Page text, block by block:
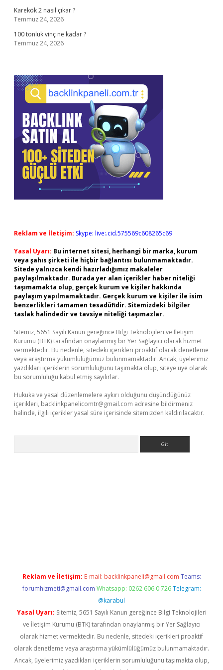
Karekök 2 nasıl çıkar ?
Temmuz 24, 2026
100 tonluk vinç ne kadar ?
Temmuz 24, 2026
Reklam ve İletişim: Skype: live:.cid.575569c608265c69
Yasal Uyarı: Bu internet sitesi, herhangi bir marka, kurum
veya şahıs şirketi ile hiçbir bağlantısı bulunmamaktadır.
Sitede yalnızca kendi hazırladığımız makaleler
paylaşılmaktadır. Burada yer alan içerikler haber niteliği
taşımamakta olup, gerçek kurum ve kişiler hakkında
paylaşım yapılmamaktadır. Gerçek kurum ve kişiler ile isim
benzerlikleri tamamen tesadüfidir. Sitemizdeki bilgiler
taslak halindedir ve tavsiye niteliği taşımazlar.
Sitemiz, 5651 Sayılı Kanun gereğince Bilgi Teknolojileri ve İletişim
Kurumu (BTK) tarafından onaylanmış bir Yer Sağlayıcı olarak hizmet
vermektedir. Bu nedenle, sitedeki içerikleri proaktif olarak denetleme
veya araştırma yükümlülüğümüz bulunmamaktadır. Ancak, üyelerimiz
yazdıkları içeriklerin sorumluluğunu taşımakta olup, siteye üye olarak
bu sorumluluğu kabul etmiş sayılırlar.
Hukuka ve yasal düzenlemelere aykırı olduğunu düşündüğünüz
içerikleri, backlinkpanelicomtr@gmail.com adresine bildirmeniz
halinde, ilgili içerikler yasal süre içerisinde sitemizden kaldırılacaktır.
Reklam ve İletişim: E-mail: backlinkpaneli@gmail.com Teams:
forumhizmeti@gmail.com Whatsapp: 0262 606 0 726 Telegram:
@karabul
Yasal Uyarı: Sitemiz, 5651 Sayılı Kanun gereğince Bilgi Teknolojileri
ve İletişim Kurumu (BTK) tarafından onaylanmış bir Yer Sağlayıcı
olarak hizmet vermektedir. Bu nedenle, sitedeki içerikleri proaktif
olarak denetleme veya araştırma yükümlülüğümüz bulunmamaktadır.
Ancak, üyelerimiz yazdıkları içeriklerin sorumluluğunu taşımakta olup,